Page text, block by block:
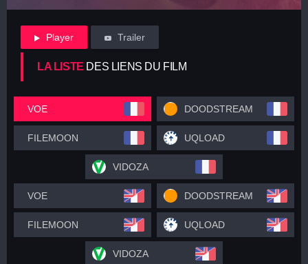
Player Trailer
LA LISTE DES LIENS DU FILM
VOE DOODSTREAM
FILEMOON UQLOAD
VIDOZA
VOE DOODSTREAM
FILEMOON UQLOAD
VIDOZA